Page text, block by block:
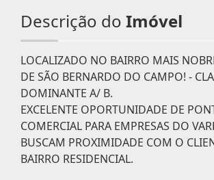
Descrição do Imóvel
LOCALIZADO NO BAIRRO MAIS
DE SÃO BERNARDO DO CAMPO! -
DOMINANTE A/ B.
EXCELENTE OPORTUNIDADE DE
COMERCIAL PARA EMPRESAS DO
BUSCAM PROXIMIDADE COM O
BAIRRO RESIDENCIAL.